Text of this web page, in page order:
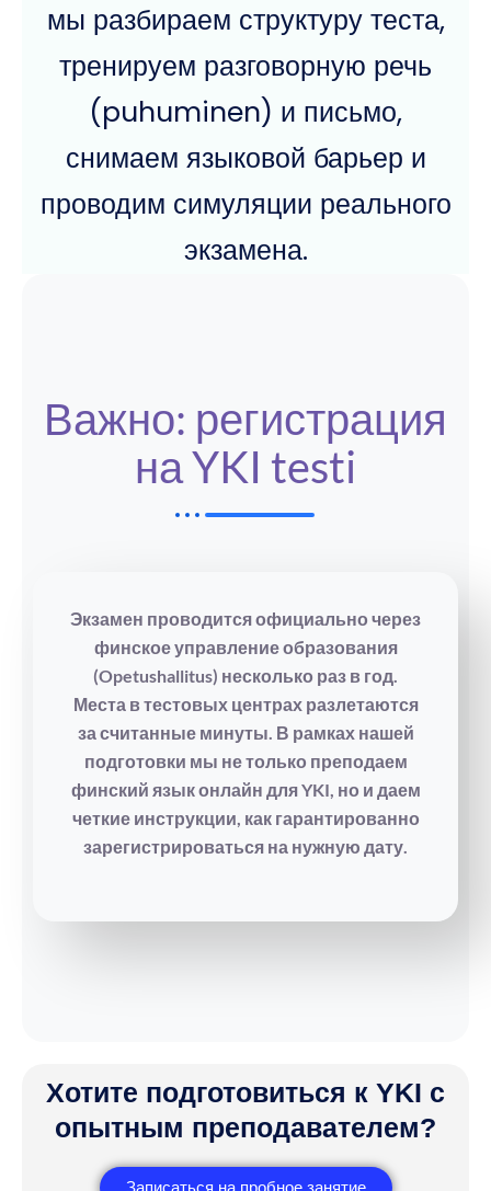
мы разбираем структуру теста,
тренируем разговорную речь
(puhuminen) и письмо,
снимаем языковой барьер и
проводим симуляции реального
экзамена.
Важно: регистрация
на YKI testi
Экзамен проводится официально через
финское управление образования
(Opetushallitus) несколько раз в год.
Места в тестовых центрах разлетаются
за считанные минуты. В рамках нашей
подготовки мы не только преподаем
финский язык онлайн для YKI, но и даем
четкие инструкции, как гарантированно
зарегистрироваться на нужную дату.
Хотите подготовиться к YKI с
опытным преподавателем?